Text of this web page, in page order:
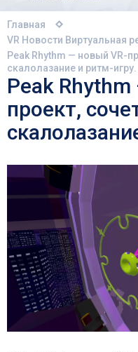
Главная
VR Новости Виртуальная
Peak Rhythm — новый VR-
скалолазание и ритм-игру.
Peak
проект,